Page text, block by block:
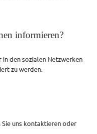
informieren?
in den sozialen Netzwerken
zu werden.
Sie uns kontaktieren oder